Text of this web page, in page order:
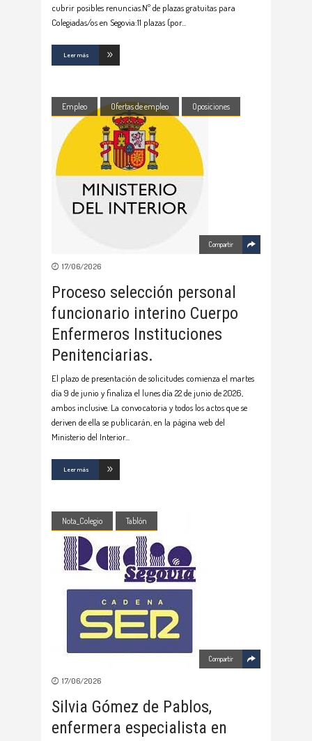
cubrir posibles renuncias.Nº de plazas gratuitas para
Colegiadas/os en Segovia:11 plazas (por
Leer más
Empleo Ofertas de empleo Oposiciones
Compartir
17/06/2026
Proceso selección personal
funcionario interino Cuerpo
Enfermeros Instituciones
Penitenciarias.
El plazo de presentación de solicitudes comienza el martes
día 9 de junio y finaliza el lunes día 22 de junio de 2026,
ambos inclusive. La convocatoria y todos los actos que se
deriven de ella se publicarán, en la página web del
Ministerio del Interior
Leer más
Nota_Colegio Tablón
Compartir
17/06/2026
Silvia Gómez de Pablos,
enfermera especialista en